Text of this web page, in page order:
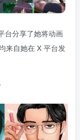
台分享了她将动画
来自她在 X 平台发